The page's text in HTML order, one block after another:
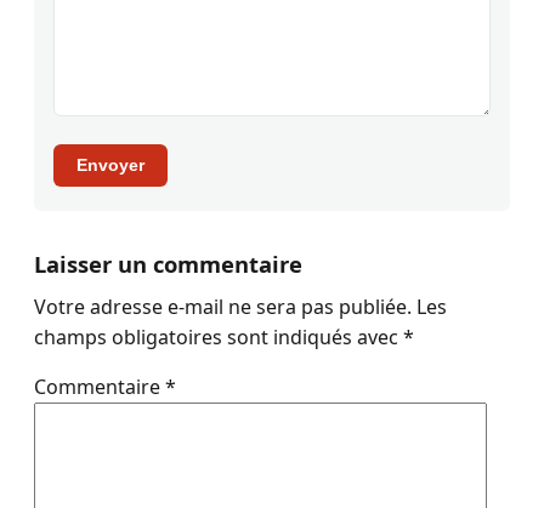
Envoyer
Laisser un commentaire
Votre adresse e-mail ne sera pas publiée. Les
champs obligatoires sont indiqués avec *
Commentaire*